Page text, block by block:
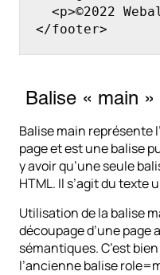
</footer>
Balise « main »
Balise main représente
page et est une balise
y avoir qu’une seule
HTML. Il s’agit du texte
Utilisation de la balise
découpage d’une page
sémantiques. C’est
l’ancienne balise